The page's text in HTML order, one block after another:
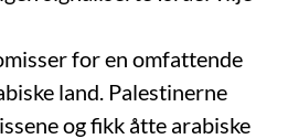
for en omfattende
land. Palestinerne
og fikk åtte arabiske